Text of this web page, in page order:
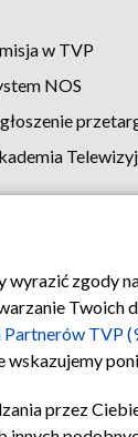
w TVP
NOS
TVPzgody
Twoich
Partnerów TVP
przez